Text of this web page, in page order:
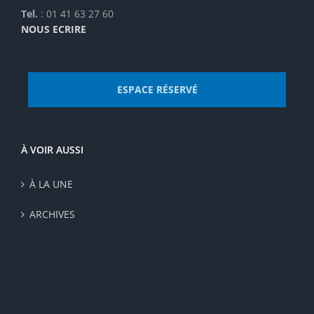
Tel. : 01 41 63 27 60
NOUS ECRIRE
ESPACE RÉSERVÉ
À VOIR AUSSI
À LA UNE
ARCHIVES